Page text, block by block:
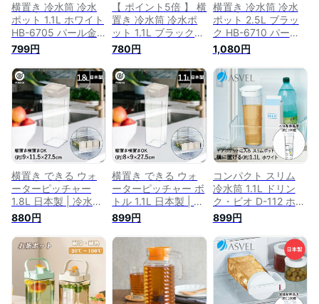
横置き 冷水筒 冷水
ポット 1.1L ホワイト
HB-6705 パール金
属 日本製 | 縦置き ス
リムジャグ ピッチャ
ー ボトル 冷蔵庫 水
出しポット 麦茶 ウ
ォーターピッチャー
ウォータージャグ 麦
茶ポット カラフェ
水 お茶ポット 保冷
ポット ウォーターボ
トル ジャグ 横置き
ピッチャー
799円
【 ポイント5倍 】 横
置き 冷水筒 冷水ポ
ット 1.1L ブラック
HB-6706 パール金
属 日本製 | 縦置き ス
リムジャグ ピッチャ
ー ボトル 冷蔵庫 水
差し 水出しポット
麦茶 ウォーターピッ
チャー ウォーターポ
ット ウォータージャ
グ 麦茶ポット カラ
フェ お茶ポット 保
冷 ポット
780円
横置き 冷水筒 冷水
ポット 2.5L ブラッ
ク HB-6710 パール
金属 日本製 | 角型 縦
置き スリムジャグ
ピッチャー ボトル
ジャグ 冷蔵庫 水出
し 保冷 おしゃれ 水
差し ポット 麦茶 お
茶 ウォーターピッチ
ャー ウォーターポッ
ト ウォータージャグ
麦茶ポット 水筒 大
容量 水だし
1,080円
横置き できる ウォ
ーターピッチャー
1.8L 日本製 | 冷水筒
麦茶ポット ティーピ
ッチャー 縦置き 水
差し プラスチック
ウォータージャグ ウ
ォーターポット お茶
ポット ジャグ ボト
ル ポット 麦茶 冷蔵
880円
横置き できる ウォ
ーターピッチャー ボ
トル 1.1L 日本製 | 冷
水筒 麦茶ポット テ
ィーピッチャー 縦置
き 水差し ピッチャ
ー プラスチック 1L
スクエア おしゃれ
ウォータージャグ ウ
ォーターポット お茶
899円
コンパクト スリム
冷水筒 1.1L ドリン
ク・ビオ D-112 ホワ
イト アスベル | 横置
き スリムジャグ ス
リムポット ポット
縦置き ピッチャー
ボトル 冷蔵庫 耐熱
水差し ウォーターピ
ッチャー ウォーター
899円